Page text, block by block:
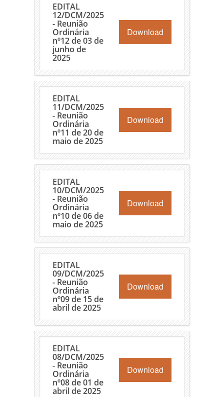
EDITAL
12/DCM/2025
- Reunião
Ordinária
nº12 de 03 de
junho de
2025
Download
EDITAL
11/DCM/2025
- Reunião
Ordinária
nº11 de 20 de
maio de 2025
Download
EDITAL
10/DCM/2025
- Reunião
Ordinária
nº10 de 06 de
maio de 2025
Download
EDITAL
09/DCM/2025
- Reunião
Ordinária
nº09 de 15 de
abril de 2025
Download
EDITAL
08/DCM/2025
- Reunião
Ordinária
nº08 de 01 de
abril de 2025
Download